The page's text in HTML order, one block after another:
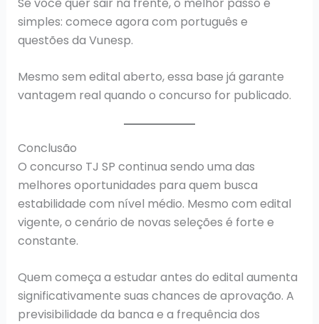
simples: comece agora com português e
questões da Vunesp.
Mesmo sem edital aberto, essa base já garante
vantagem real quando o concurso for publicado.
Conclusão
O concurso TJ SP continua sendo uma das
melhores oportunidades para quem busca
estabilidade com nível médio. Mesmo com edital
vigente, o cenário de novas seleções é forte e
constante.
Quem começa a estudar antes do edital aumenta
significativamente suas chances de aprovação. A
previsibilidade da banca e a frequência dos